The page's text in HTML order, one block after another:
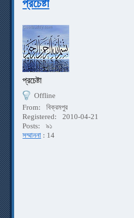
প্রচেষ্টা
প্রচেষ্টা
Offline
From:
বিক্রমপুর
Registered:
2010-04-21
Posts:
৯১
সম্মাননা : 14